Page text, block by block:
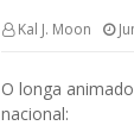
Kal J. Moon
O longa
nacional: